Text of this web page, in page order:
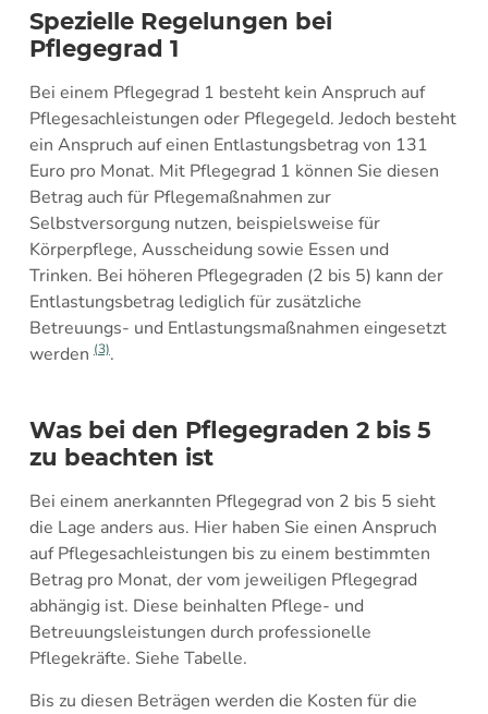
Spezielle Regelungen bei
Pflegegrad 1
Bei einem Pflegegrad 1 besteht kein Anspruch auf
Pflegesachleistungen oder Pflegegeld. Jedoch besteht
ein Anspruch auf einen Entlastungsbetrag von 131
Euro pro Monat. Mit Pflegegrad 1 können Sie diesen
Betrag auch für Pflegemaßnahmen zur
Selbstversorgung nutzen, beispielsweise für
Körperpflege, Ausscheidung sowie Essen und
Trinken. Bei höheren Pflegegraden (2 bis 5) kann der
Entlastungsbetrag lediglich für zusätzliche
Betreuungs- und Entlastungsmaßnahmen eingesetzt
werden(3).
Was bei den Pflegegraden 2 bis 5
zu beachten ist
Bei einem anerkannten Pflegegrad von 2 bis 5 sieht
die Lage anders aus. Hier haben Sie einen Anspruch
auf Pflegesachleistungen bis zu einem bestimmten
Betrag pro Monat, der vom jeweiligen Pflegegrad
abhängig ist. Diese beinhalten Pflege- und
Betreuungsleistungen durch professionelle
Pflegekräfte. Siehe Tabelle.
Bis zu diesen Beträgen werden die Kosten für die